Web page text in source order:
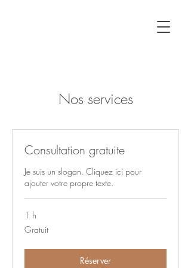
Nos services
Consultation gratuite
Je suis un slogan. Cliquez ici pour
ajouter votre propre texte.
1 h
Gratuit
Gratuit
Réserver